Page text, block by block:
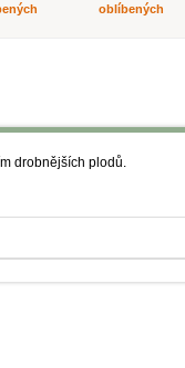
oblíbených
drobnějších plodů.